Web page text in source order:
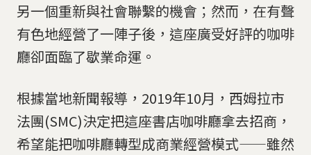
另一個重新與社會聯繫的機會；然而，在有聲
有色地經營了一陣子後，這座廣受好評的咖啡
廳卻面臨了歇業命運。
根據當地新聞報導，2019年10月，西姆拉市
法團(SMC)決定把這座書店咖啡廳拿去招商，
希望能把咖啡廳轉型成商業經營模式——雖然